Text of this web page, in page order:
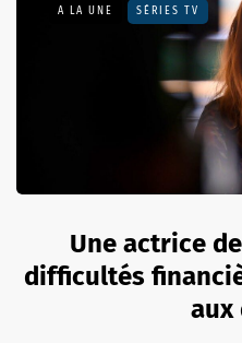
A LA UNE SÉRIES TV
Une actrice
difficultés
aux